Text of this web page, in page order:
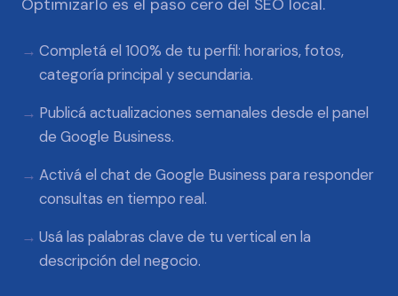
Optimizarlo es el paso cero del SEO local.
Completá el 100% de tu perfil: horarios, fotos,
categoría principal y secundaria.
Publicá actualizaciones semanales desde el panel
de Google Business.
Activá el chat de Google Business para responder
consultas en tiempo real.
Usá las palabras clave de tu vertical en la
descripción del negocio.